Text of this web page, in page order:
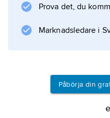
1872 till Leipzig,
Familjenamnet blev
benämning på
Information
Prova det, du
Marknadsledare i
Påbörja din